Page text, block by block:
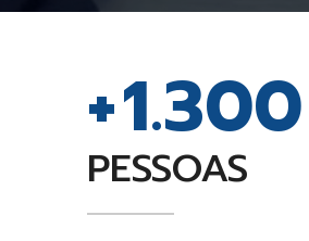
+1.300
PESSOAS